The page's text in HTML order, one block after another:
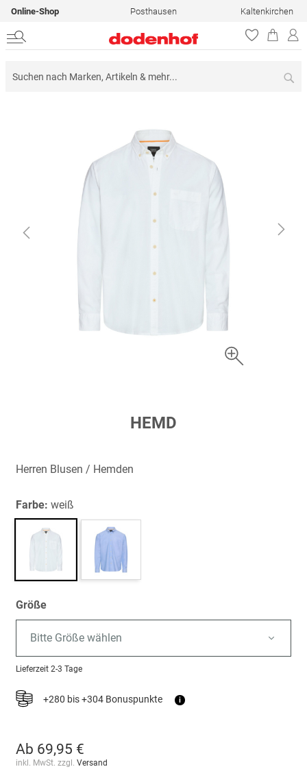
Online-Shop Posthausen Kaltenkirchen
springen
HEMD
Herren Blusen / Hemden
Farbe: weiß
Größe
Bitte Größe wählen
Lieferzeit 2-3 Tage
+280 bis +304 Bonuspunkte i
Ab 69,95 €
inkl. MwSt. zzgl. Versand